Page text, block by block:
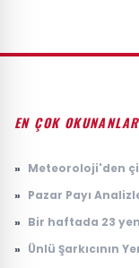
EN ÇOK OKUNANLAR
» Meteoroloji'den
» Pazar Payı
» Bir haftada 23
» Ünlü Şarkıcının